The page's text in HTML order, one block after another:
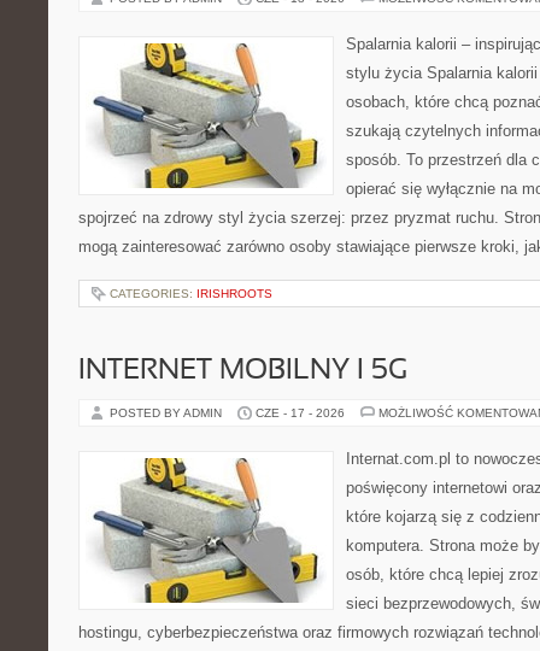
Spalarnia kalorii –
stylu życia Spalarnia
osobach, które chcą
szukają czytelnych
sposób. To przestrzeń dla
opierać się wyłącznie na
spojrzeć na zdrowy styl życia szerzej: przez pryzmat ruchu.
mogą zainteresować zarówno osoby stawiające pierwsze kroki,
CATEGORIES: IRISHROOTS
INTERNET MOBILNY I 5G
POSTED BY ADMIN CZE - 17 - 2026 MOŻLIWOŚĆ
Internat.com.pl to
poświęcony internetowi
które kojarzą się z
komputera. Strona może
osób, które chcą lepiej
sieci bezprzewodowych,
hostingu, cyberbezpieczeństwa oraz firmowych rozwiązań